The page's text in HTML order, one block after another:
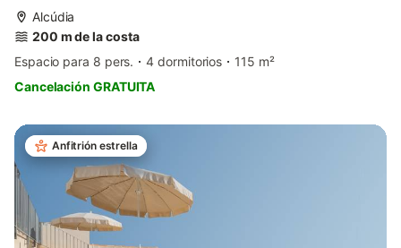
Alcúdia
200 m de la costa
Espacio para 8 pers.
4 dormitorios
115 m²
Cancelación GRATUITA
Anfitrión estrella